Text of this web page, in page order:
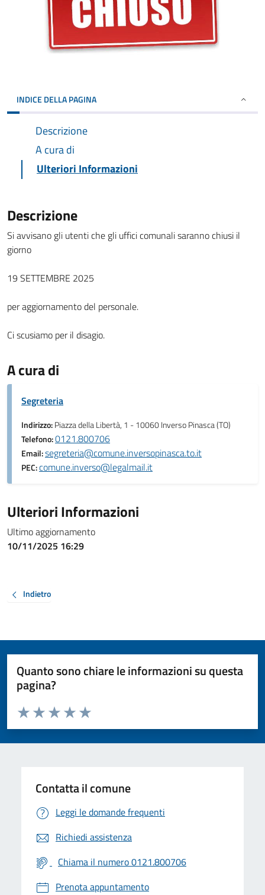
INDICE DELLA PAGINA
Descrizione
A cura di
Ulteriori Informazioni
Descrizione
Si avvisano gli utenti che gli uffici comunali saranno chiusi il
giorno
19 SETTEMBRE 2025
per aggiornamento del personale.
Ci scusiamo per il disagio.
A cura di
Segreteria
Indirizzo:Piazza della Libertà, 1 - 10060 Inverso Pinasca (TO)
Telefono:0121.800706
Email:segreteria@comune.inversopinasca.to.it
PEC:comune.inverso@legalmail.it
Ulteriori Informazioni
Ultimo aggiornamento
10/11/2025 16:29
Indietro
Quanto sono chiare le informazioni su questa
pagina?
Valuta da 1 a 5 stelle la pagina
Valuta 5 stelle su 5
Valuta 4 stelle su 5
Valuta 3 stelle su 5
Valuta 2 stelle su 5
Valuta 1 stelle su 5
Contatta il comune
Leggi le domande frequenti
Richiedi assistenza
Chiama il numero 0121.800706
Prenota appuntamento